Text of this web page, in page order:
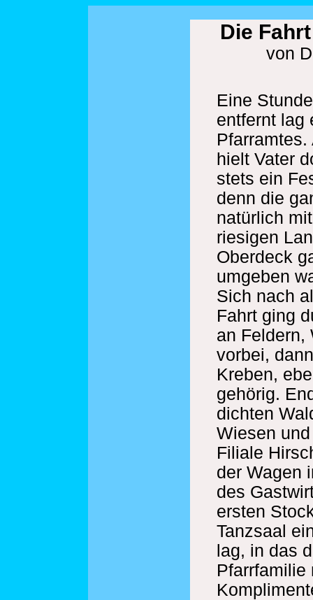
Die
von
Eine
entfernt lag
hielt Vater
stets ein
denn die
natürlich
riesigen
Oberdeck
umgeben
Sich nach
Fahrt ging
an Feldern,
vorbei,
Kreben,
gehörig.
dichten
Wiesen
Filiale
der Wagen
des
ersten
Tanzsaal
lag, in das
Pfarrfamilie